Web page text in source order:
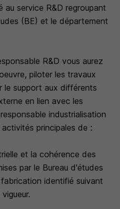
au service R&D regroupant
(BE) et le département
R&D vous aurez
piloter les travaux
le support aux différents
en lien avec les
industrialisation
principales de :
et la cohérence des
par le Bureau d'études
identifié suivant